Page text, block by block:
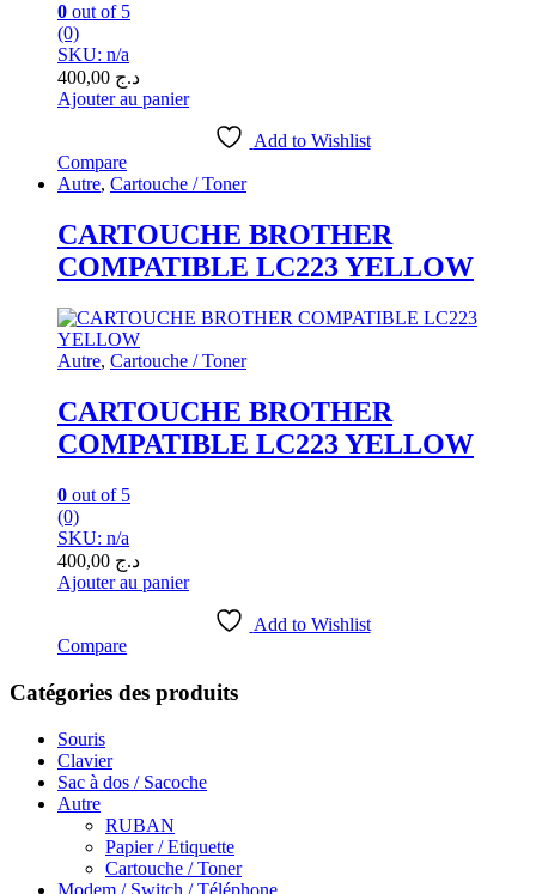
0 out of 5
(0)
SKU: n/a
د.ج
Ajouter au panier
Add to Wishlist
Compare
Autre, Cartouche / Toner
CARTOUCHE BROTHER
COMPATIBLE LC223 YELLOW
Autre, Cartouche / Toner
CARTOUCHE BROTHER
COMPATIBLE LC223 YELLOW
0 out of 5
(0)
SKU: n/a
د.ج
Ajouter au panier
Add to Wishlist
Compare
Catégories des produits
Souris
Clavier
Sac à dos / Sacoche
Autre
RUBAN
Papier / Etiquette
Cartouche / Toner
Modem / Switch / Téléphone